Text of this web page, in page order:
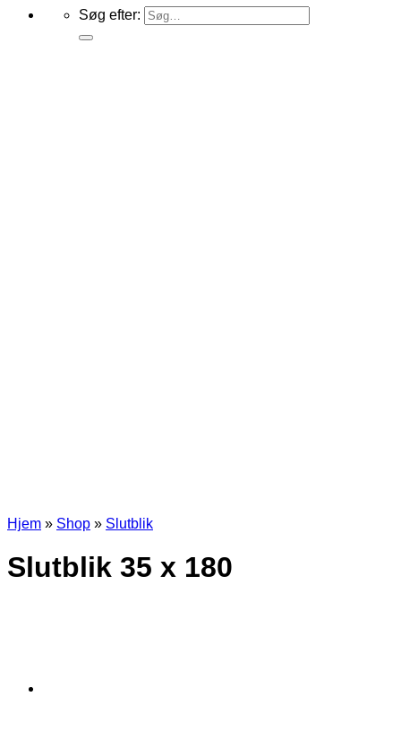
Søg efter:
Hjem » Shop » Slutblik
Slutblik 35 x 180